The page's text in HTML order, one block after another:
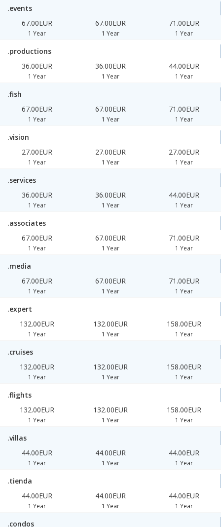
.events
67.00EUR
1 Year
67.00EUR
1 Year
71.00EUR
1 Year
.productions
36.00EUR
1 Year
36.00EUR
1 Year
44.00EUR
1 Year
.fish
67.00EUR
1 Year
67.00EUR
1 Year
71.00EUR
1 Year
.vision
27.00EUR
1 Year
27.00EUR
1 Year
27.00EUR
1 Year
.services
36.00EUR
1 Year
36.00EUR
1 Year
44.00EUR
1 Year
.associates
67.00EUR
1 Year
67.00EUR
1 Year
71.00EUR
1 Year
.media
67.00EUR
1 Year
67.00EUR
1 Year
71.00EUR
1 Year
.expert
132.00EUR
1 Year
132.00EUR
1 Year
158.00EUR
1 Year
.cruises
132.00EUR
1 Year
132.00EUR
1 Year
158.00EUR
1 Year
.flights
132.00EUR
1 Year
132.00EUR
1 Year
158.00EUR
1 Year
.villas
44.00EUR
1 Year
44.00EUR
1 Year
44.00EUR
1 Year
.tienda
44.00EUR
1 Year
44.00EUR
1 Year
44.00EUR
1 Year
.condos